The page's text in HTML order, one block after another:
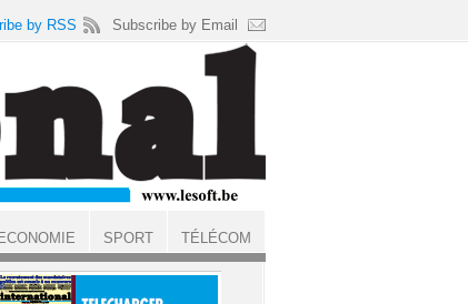
by RSS Subscribe by Email
ECONOMIE SPORT TÉLÉCOM